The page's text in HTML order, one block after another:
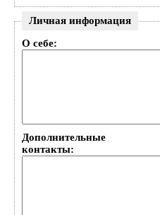
Личная информация
О себе:
Дополнительные
контакты: